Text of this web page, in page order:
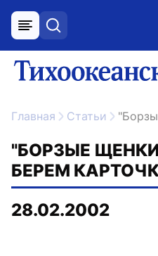
меню поиск
Главная Статьи "Борзые
"БОРЗЫЕ
БЕРЕМ
28.02.2002